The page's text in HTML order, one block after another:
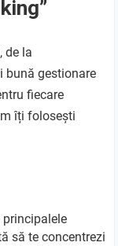
de la
bună gestionare
fiecare
îți folosești
principalele
să te concentrezi